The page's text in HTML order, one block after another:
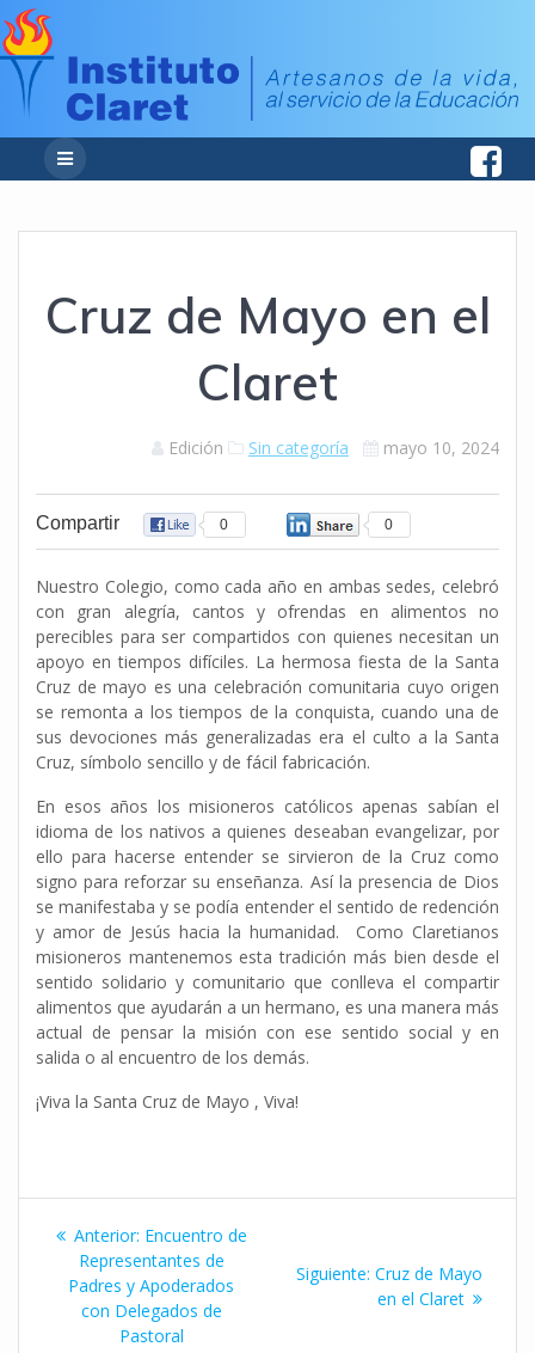
Cruz de Mayo en el
Claret
Edición Sin categoría mayo 10, 2024
Compartir 0 0
Nuestro Colegio, como cada año en ambas sedes, celebró
con gran alegría, cantos y ofrendas en alimentos no
perecibles para ser compartidos con quienes necesitan un
apoyo en tiempos difíciles. La hermosa fiesta de la Santa
Cruz de mayo es una celebración comunitaria cuyo origen
se remonta a los tiempos de la conquista, cuando una de
sus devociones más generalizadas era el culto a la Santa
Cruz, símbolo sencillo y de fácil fabricación.
En esos años los misioneros católicos apenas sabían el
idioma de los nativos a quienes deseaban evangelizar, por
ello para hacerse entender se sirvieron de la Cruz como
signo para reforzar su enseñanza. Así la presencia de Dios
se manifestaba y se podía entender el sentido de redención
y amor de Jesús hacia la humanidad. Como Claretianos
misioneros mantenemos esta tradición más bien desde el
sentido solidario y comunitario que conlleva el compartir
alimentos que ayudarán a un hermano, es una manera más
actual de pensar la misión con ese sentido social y en
salida o al encuentro de los demás.
¡Viva la Santa Cruz de Mayo , Viva!
Navegación
entradas
Anterior: Entrada
anterior:
Encuentro de
Representantes de
Padres y Apoderados
con Delegados de
Pastoral
Siguiente: Siguiente
entrada:
Cruz de Mayo
en el Claret